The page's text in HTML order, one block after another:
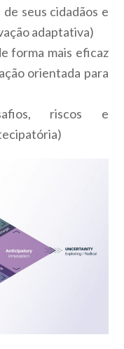
seus cidadãos e
adaptativa)
forma mais eficaz
orientada para
riscos e